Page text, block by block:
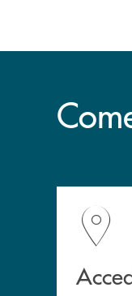
Accedi